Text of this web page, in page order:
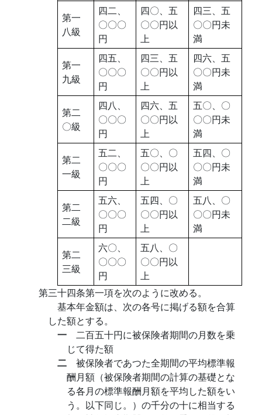
第一
八級
四二、
〇〇〇
円
四〇、五
〇〇円以
上
四三、五
〇〇円未
満
第一
九級
四五、
〇〇〇
円
四三、五
〇〇円以
上
四六、五
〇〇円未
満
第二
〇級
四八、
〇〇〇
円
四六、五
〇〇円以
上
五〇、〇
〇〇円未
満
第二
一級
五二、
〇〇〇
円
五〇、〇
〇〇円以
上
五四、〇
〇〇円未
満
第二
二級
五六、
〇〇〇
円
五四、〇
〇〇円以
上
五八、〇
〇〇円未
満
第二
三級
六〇、
〇〇〇
円
五八、〇
〇〇円以
上
第三十四条第一項を次のように改める。
基本年金額は、次の各号に掲げる額を合算
した額とする。
一 二百五十円に被保険者期間の月数を乗
じて得た額
二 被保険者であつた全期間の平均標準報
酬月額（被保険者期間の計算の基礎とな
る各月の標準報酬月額を平均した額をい
う。以下同じ。）の千分の十に相当する